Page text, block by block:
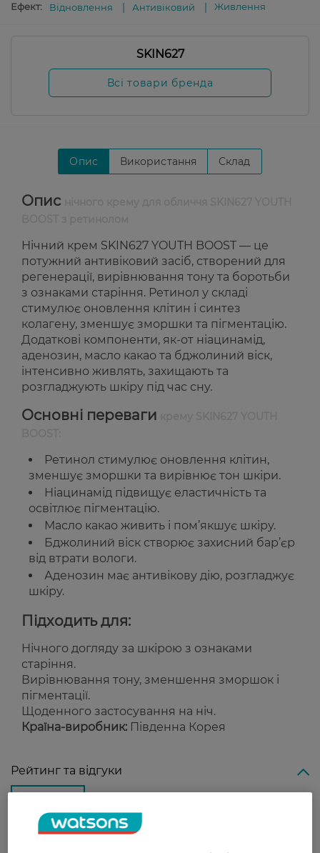
Ефект:
Відновлення Антивіковий Живлення
SKIN627
Всі товари бренда
Опис Використання Склад
Опис
Нічний крем SKIN627 YOUTH BOOST — це
потужний антивіковий засіб, створений для
регенерації, вирівнювання тону та боротьби
з ознаками старіння. Ретинол у складі
стимулює оновлення клітин і синтез
колагену, зменшує зморшки та пігментацію.
Додаткові компоненти, як-от ніацинамід,
аденозин, масло какао та бджолиний віск,
інтенсивно живлять, захищають та
розгладжують шкіру під час сну.
Основні переваги
Ретинол стимулює оновлення клітин,
зменшує зморшки та вирівнює тон шкіри.
Ніацинамід підвищує еластичність та
освітлює пігментацію.
Масло какао живить і пом’якшує шкіру.
Бджолиний віск створює захисний бар’єр
від втрати вологи.
Аденозин має антивікову дію, розгладжує
шкіру.
Підходить для:
Нічного догляду за шкірою з ознаками
старіння.
Вирівнювання тону, зменшення зморшок і
пігментації.
Щоденного застосування на ніч.
Країна-виробник: Південна Корея
Рейтинг та відгуки
0 0 відгуків